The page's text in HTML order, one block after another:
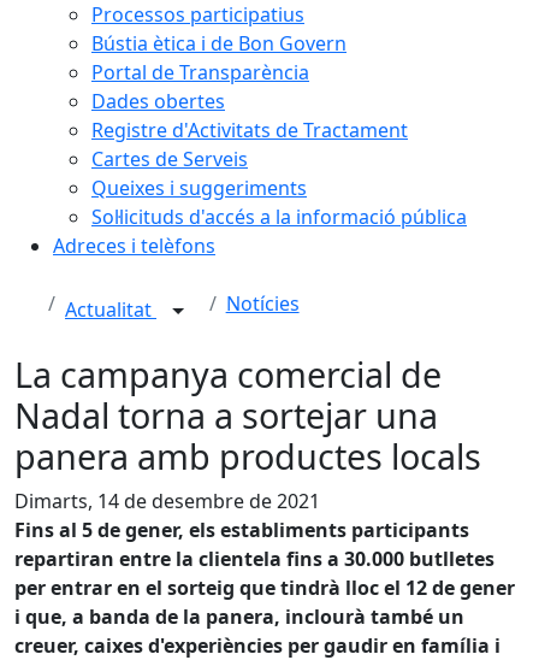
Processos participatius
Bústia ètica i de Bon Govern
Portal de Transparència
Dades obertes
Registre d'Activitats de Tractament
Cartes de Serveis
Queixes i suggeriments
Sol·licituds d'accés a la informació pública
Adreces i telèfons
Actualitat Notícies
La campanya comercial de
Nadal torna a sortejar una
panera amb productes locals
Dimarts, 14 de desembre de 2021
Fins al 5 de gener, els establiments participants
repartiran entre la clientela fins a 30.000 butlletes
per entrar en el sorteig que tindrà lloc el 12 de gener
i que, a banda de la panera, inclourà també un
creuer, caixes d'experiències per gaudir en família i